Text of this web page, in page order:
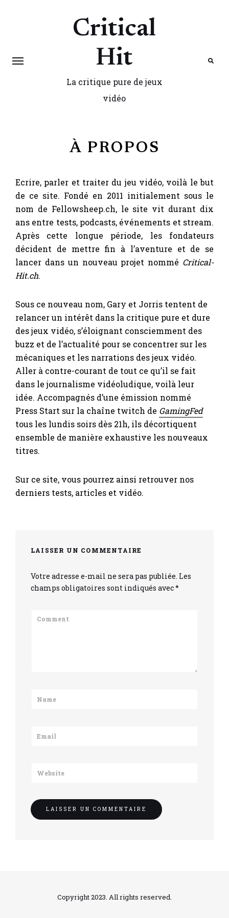
Critical
Hit
La critique pure de jeux
vidéo
À PROPOS
Ecrire, parler et traiter du jeu vidéo, voilà le but
de ce site. Fondé en 2011 initialement sous le
nom de Fellowsheep.ch, le site vit durant dix
ans entre tests, podcasts, événements et stream.
Après cette longue période, les fondateurs
décident de mettre fin à l’aventure et de se
lancer dans un nouveau projet nommé Critical-
Hit.ch.
Sous ce nouveau nom, Gary et Jorris tentent de
relancer un intérêt dans la critique pure et dure
des jeux vidéo, s’éloignant consciemment des
buzz et de l’actualité pour se concentrer sur les
mécaniques et les narrations des jeux vidéo.
Aller à contre-courant de tout ce qu’il se fait
dans le journalisme vidéoludique, voilà leur
idée. Accompagnés d’une émission nommé
Press Start sur la chaîne twitch de GamingFed
tous les lundis soirs dès 21h, ils décortiquent
ensemble de manière exhaustive les nouveaux
titres.
Sur ce site, vous pourrez ainsi retrouver nos
derniers tests, articles et vidéo.
LAISSER UN COMMENTAIRE
Votre adresse e-mail ne sera pas publiée. Les
champs obligatoires sont indiqués avec*
Copyright 2023. All rights reserved.